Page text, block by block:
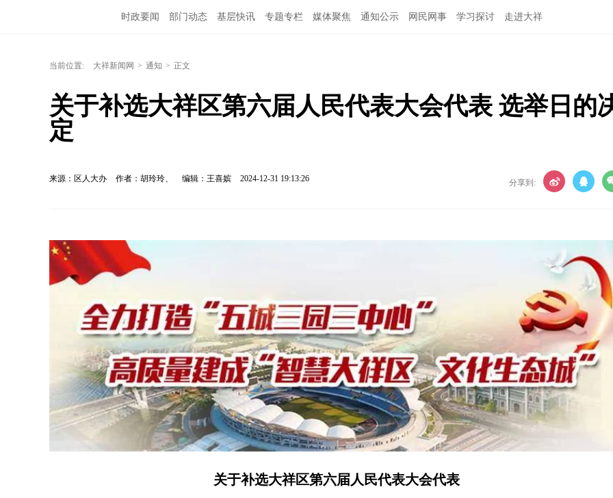
时政要闻 部门动态 基层快讯 专题专栏 媒体聚焦 通知公示 网民网事 学习探讨 走进大祥
当前位置: 大祥新闻网 > 通知 > 正文
关于补选大祥区第六届人民代表大会代表 选举日的
定
来源：区人大办 作者：胡玲玲、 编辑：王喜嫔 2024-12-31 19:13:26 分享到:
关于补选大祥区第六届人民代表大会代表